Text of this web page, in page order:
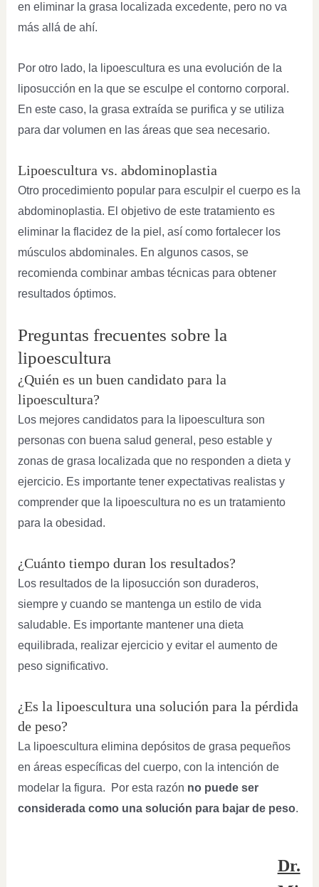
en eliminar la grasa localizada excedente, pero no va
más allá de ahí.
Por otro lado, la lipoescultura es una evolución de la
liposucción en la que se esculpe el contorno corporal.
En este caso, la grasa extraída se purifica y se utiliza
para dar volumen en las áreas que sea necesario.
Lipoescultura vs. abdominoplastia
Otro procedimiento popular para esculpir el cuerpo es la
abdominoplastia. El objetivo de este tratamiento es
eliminar la flacidez de la piel, así como fortalecer los
músculos abdominales. En algunos casos, se
recomienda combinar ambas técnicas para obtener
resultados óptimos.
Preguntas frecuentes sobre la
lipoescultura
¿Quién es un buen candidato para la
lipoescultura?
Los mejores candidatos para la lipoescultura son
personas con buena salud general, peso estable y
zonas de grasa localizada que no responden a dieta y
ejercicio. Es importante tener expectativas realistas y
comprender que la lipoescultura no es un tratamiento
para la obesidad.
¿Cuánto tiempo duran los resultados?
Los resultados de la liposucción son duraderos,
siempre y cuando se mantenga un estilo de vida
saludable. Es importante mantener una dieta
equilibrada, realizar ejercicio y evitar el aumento de
peso significativo.
¿Es la lipoescultura una solución para la pérdida
de peso?
La lipoescultura elimina depósitos de grasa pequeños
en áreas específicas del cuerpo, con la intención de
modelar la figura. Por esta razón no puede ser
considerada como una solución para bajar de peso.
Dr.